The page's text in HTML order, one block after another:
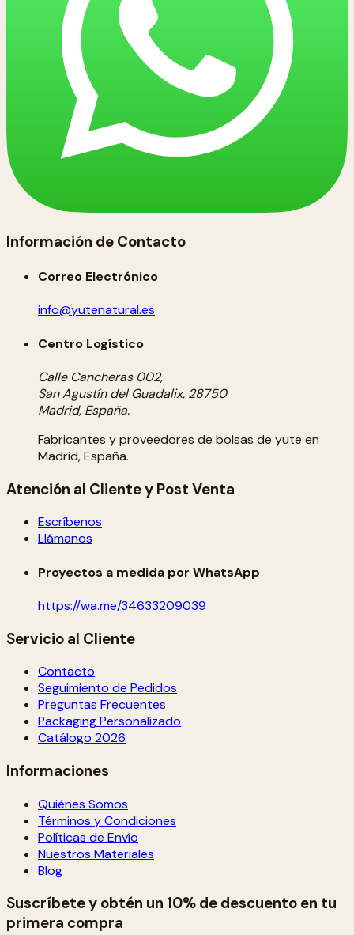
Información de Contacto
Correo Electrónico
info@yutenatural.es
Centro Logístico
Calle Cancheras 002,
San Agustín del Guadalix, 28750
Madrid, España.
Fabricantes y proveedores de bolsas de yute en
Madrid, España.
Atención al Cliente y Post Venta
Escríbenos
Llámanos
Proyectos a medida por WhatsApp
https://wa.me/34633209039
Servicio al Cliente
Contacto
Seguimiento de Pedidos
Preguntas Frecuentes
Packaging Personalizado
Catálogo 2026
Informaciones
Quiénes Somos
Términos y Condiciones
Políticas de Envío
Nuestros Materiales
Blog
Suscríbete y obtén un 10% de descuento en tu
primera compra